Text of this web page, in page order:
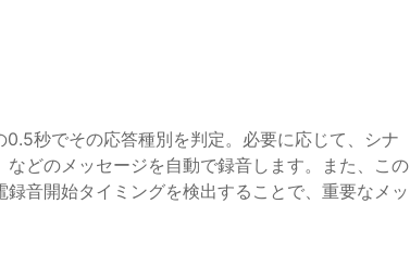
秒でその応答種別を判定。必要に応じて、シナ
どのメッセージを自動で録音します。また、この
音開始タイミングを検出することで、重要なメッ